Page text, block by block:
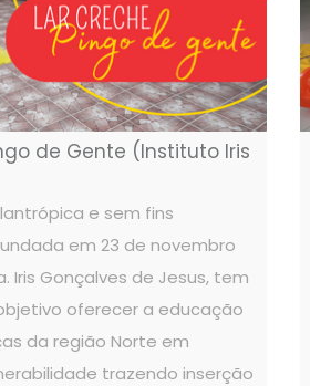
de Gente (Instituto Iris
e sem fins
em 23 de novembro
Iris Gonçalves de Jesus, tem
oferecer a educação
da região Norte em
trazendo inserção